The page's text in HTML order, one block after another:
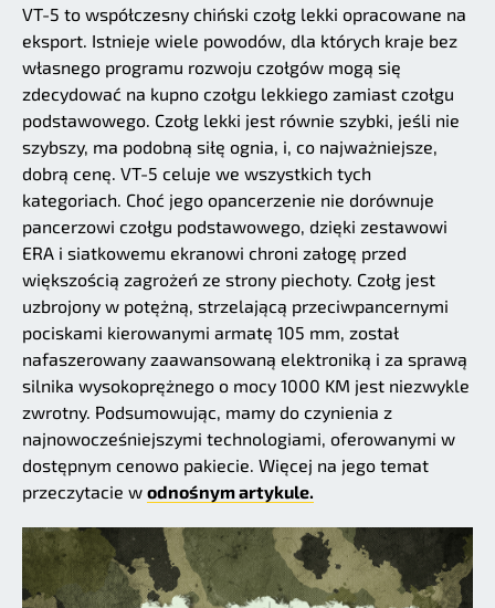
VT-5 to współczesny chiński czołg lekki opracowane na
eksport. Istnieje wiele powodów, dla których kraje bez
własnego programu rozwoju czołgów mogą się
zdecydować na kupno czołgu lekkiego zamiast czołgu
podstawowego. Czołg lekki jest równie szybki, jeśli nie
szybszy, ma podobną siłę ognia, i, co najważniejsze,
dobrą cenę. VT-5 celuje we wszystkich tych
kategoriach. Choć jego opancerzenie nie dorównuje
pancerzowi czołgu podstawowego, dzięki zestawowi
ERA i siatkowemu ekranowi chroni załogę przed
większością zagrożeń ze strony piechoty. Czołg jest
uzbrojony w potężną, strzelającą przeciwpancernymi
pociskami kierowanymi armatę 105 mm, został
nafaszerowany zaawansowaną elektroniką i za sprawą
silnika wysokoprężnego o mocy 1000 KM jest niezwykle
zwrotny. Podsumowując, mamy do czynienia z
najnowocześniejszymi technologiami, oferowanymi w
dostępnym cenowo pakiecie. Więcej na jego temat
przeczytacie w odnośnym artykule.